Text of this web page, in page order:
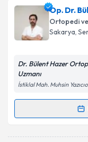
Op. Dr.
Ortopedi
Sakarya,
Dr. Bülent Hazer
Uzmanı
İstiklal Mah. Muhsin
Randevu